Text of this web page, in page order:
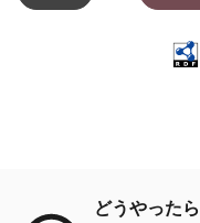
どうやった